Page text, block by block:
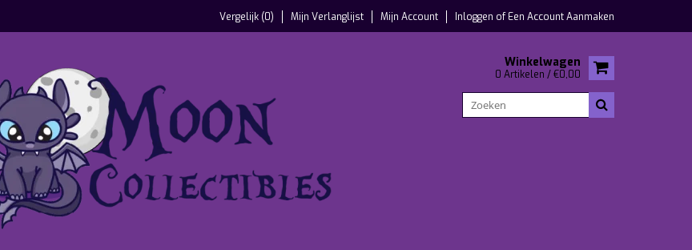
Vergelijk (0) Mijn Verlanglijst Mijn Account Inloggen ofEen Account Aanmaken
Winkelwagen
0 Artikelen / €0,00